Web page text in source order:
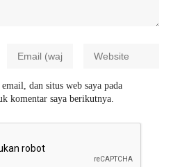
dan situs web saya pada
komentar saya berikutnya.